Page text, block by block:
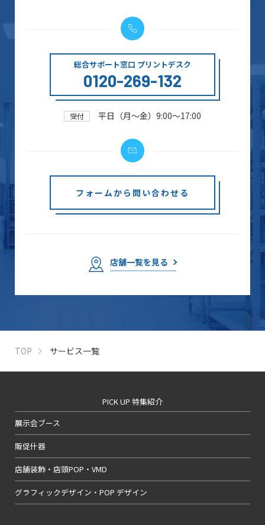
総合サポート窓口 プリントデスク
0120-269-132
受付 平日（月～金）9:00～17:00
フォームから問い合わせる
店舗一覧を見る
TOP サービス一覧
PICK UP 特集紹介
展示会ブース
販促什器
店舗装飾・店頭POP・VMD
グラフィックデザイン・POP デザイン